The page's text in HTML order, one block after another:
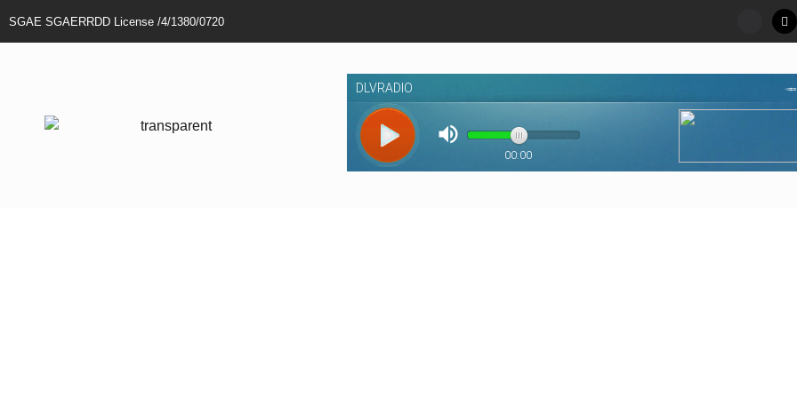
SGAE SGAERRDD License /4/1380/0720